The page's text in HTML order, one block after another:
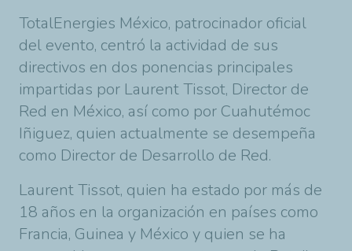
TotalEnergies México, patrocinador oficial
del evento, centró la actividad de sus
directivos en dos ponencias principales
impartidas por Laurent Tissot, Director de
Red en México, así como por Cuahutémoc
Iñiguez, quien actualmente se desempeña
como Director de Desarrollo de Red.
Laurent Tissot, quien ha estado por más de
18 años en la organización en países como
Francia, Guinea y México y quien se ha